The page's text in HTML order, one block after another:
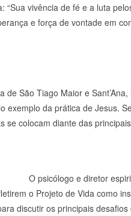
“Sua vivência de fé e a luta
e força de vontade em
de São Tiago Maior e
exemplo da prática de Jesus.
se colocam diante das
O psicólogo e diretor
o Projeto de Vida como
discutir os principais